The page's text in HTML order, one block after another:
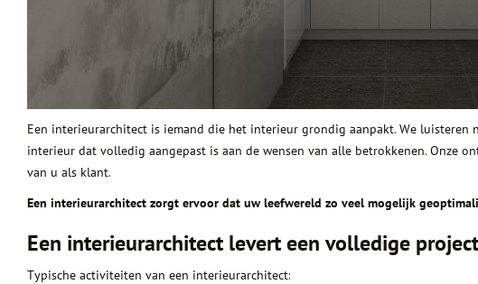
Een interieurarchitect is iemand die het interieur grondig aanpakt. We luisteren
interieur dat volledig aangepast is aan de wensen van alle betrokkenen. Onze
van u als klant.
Een interieurarchitect zorgt ervoor dat uw leefwereld zo veel mogelijk
Een interieurarchitect levert een volledige
Typische activiteiten van een interieurarchitect: